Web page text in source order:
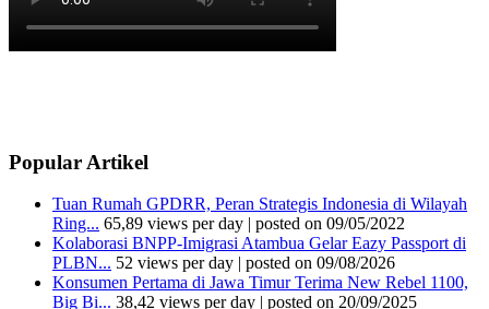
Popular Artikel
Tuan Rumah GPDRR, Peran Strategis Indonesia di Wilayah
Ring... 65,89 views per day | posted on 09/05/2022
Kolaborasi BNPP-Imigrasi Atambua Gelar Eazy Passport di
PLBN... 52 views per day | posted on 09/08/2026
Konsumen Pertama di Jawa Timur Terima New Rebel 1100,
Big Bi... 38,42 views per day | posted on 20/09/2025